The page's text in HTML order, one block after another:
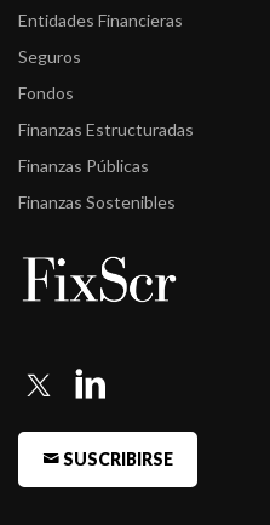
Entidades Financieras
Seguros
Fondos
Finanzas Estructuradas
Finanzas Públicas
Finanzas Sostenibles
SUSCRIBIRSE